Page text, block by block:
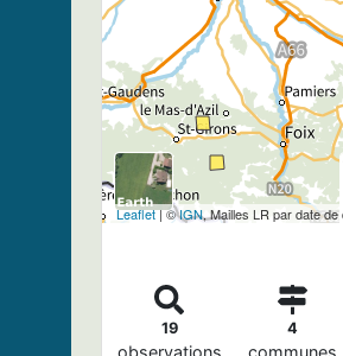
Leaflet| ©IGN, Mailles LR par date
19 4